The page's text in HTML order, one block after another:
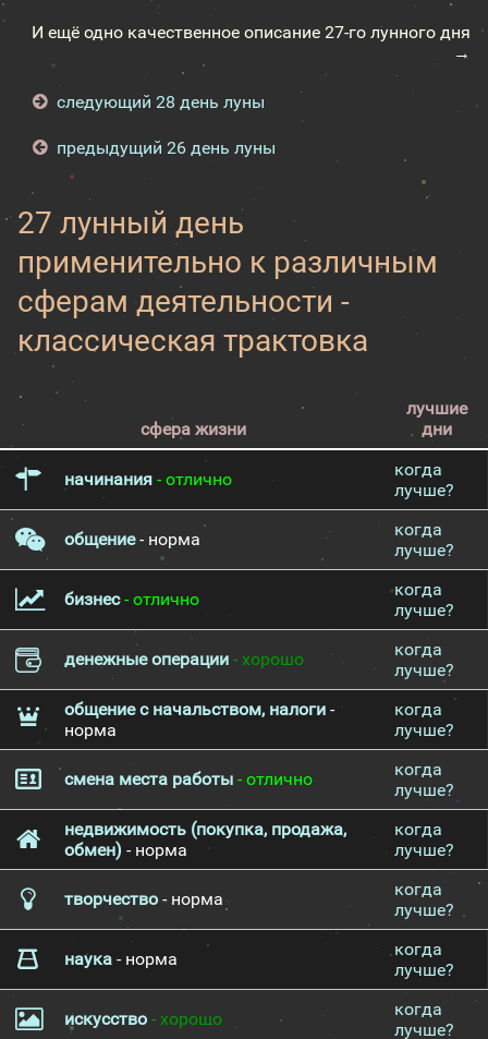
И ещё одно качественное описание 27-го лунного дня
→
следующий 28 день луны
предыдущий 26 день луны
27 лунный день
применительно к различным
сферам деятельности -
классическая трактовка
сфера жизни
лучшие
дни
начинания - отлично
когда
лучше?
общение- норма
когда
лучше?
бизнес- отлично
когда
лучше?
денежные операции - хорошо
когда
лучше?
общение с начальством, налоги -
норма
когда
лучше?
смена места работы - отлично
когда
лучше?
недвижимость (покупка, продажа,
обмен) - норма
когда
лучше?
творчество - норма
когда
лучше?
наука - норма
когда
лучше?
искусство - хорошо
когда
лучше?